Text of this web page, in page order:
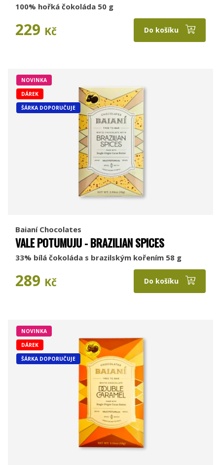
100% hořká čokoláda 50 g
229 Kč Do košíku
NOVINKA
DÁREK
ŠÁRKA DOPORUČUJE
Baianí Chocolates
VALE POTUMUJU - BRAZILIAN SPICES
33% bílá čokoláda s brazilským kořením 58 g
289 Kč Do košíku
NOVINKA
DÁREK
ŠÁRKA DOPORUČUJE